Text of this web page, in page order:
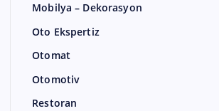
Mobilya – Dekorasyon
Oto Ekspertiz
Otomat
Otomotiv
Restoran